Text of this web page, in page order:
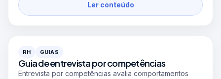
Ler conteúdo
RH GUIAS
Guia de entrevista por competências
Entrevista por competências avalia comportamentos